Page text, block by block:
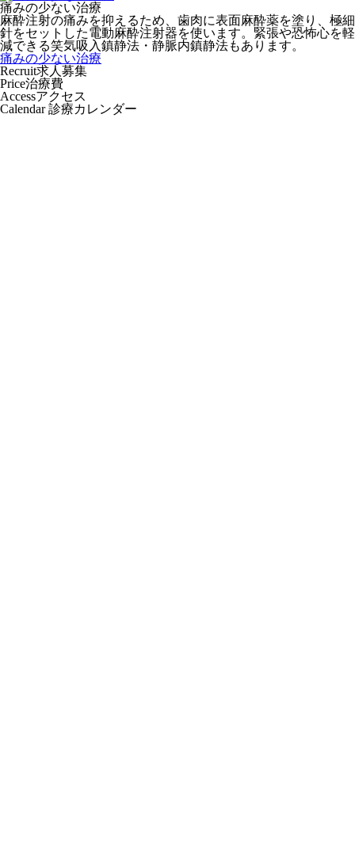
痛みの少ない治療
麻酔注射の痛みを抑えるため、歯肉に表面麻酔薬を塗り、極細
針をセットした電動麻酔注射器を使います。緊張や恐怖心を軽
減できる笑気吸入鎮静法・静脈内鎮静法もあります。
痛みの少ない治療
Recruit求人募集
Price治療費
Accessアクセス
Calendar 診療カレンダー